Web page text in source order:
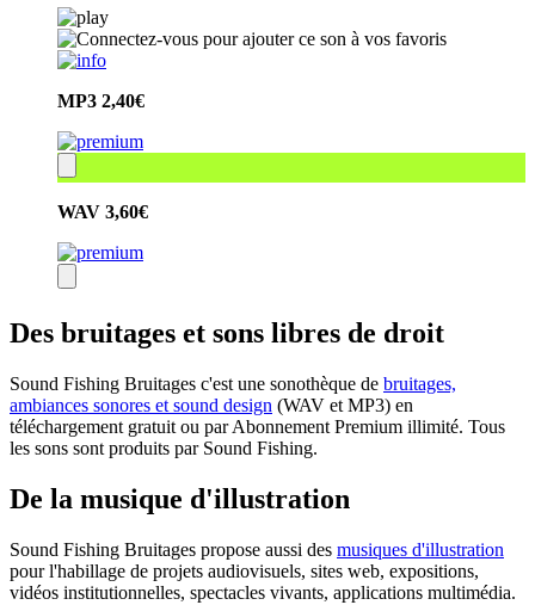
MP3 2,40€
WAV 3,60€
Des bruitages et sons libres de droit
Sound Fishing Bruitages c'est une sonothèque de bruitages,
ambiances sonores et sound design (WAV et MP3) en
téléchargement gratuit ou par Abonnement Premium illimité. Tous
les sons sont produits par Sound Fishing.
De la musique d'illustration
Sound Fishing Bruitages propose aussi des musiques d'illustration
pour l'habillage de projets audiovisuels, sites web, expositions,
vidéos institutionnelles, spectacles vivants, applications multimédia.